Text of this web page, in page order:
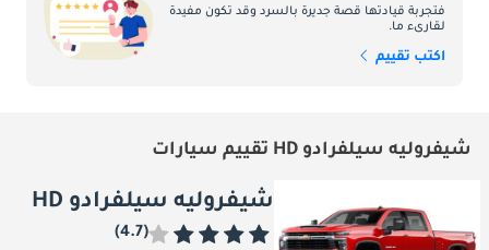
فتجربة قيادتها قصة جديرة بالسرد وقد تكون مفيدة
لقارىء ما.
اكتب تقييم
شيفروليه سيلفرادو HD تقييم سيارات
شيفروليه سيلفرادو HD
(4.7)